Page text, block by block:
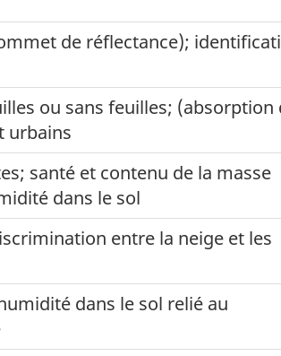
de réflectance);
ou sans feuilles; (absorption
urbains
santé et contenu de la masse
dans le sol
entre la neige et les
dans le sol relié au